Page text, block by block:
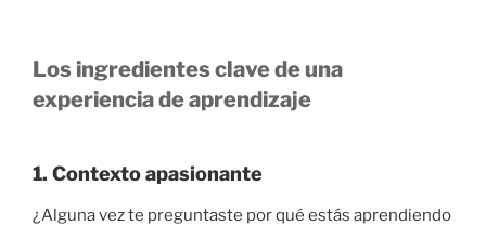
Los ingredientes clave de una
experiencia de aprendizaje
1. Contexto apasionante
¿Alguna vez te preguntaste por qué estás aprendiendo